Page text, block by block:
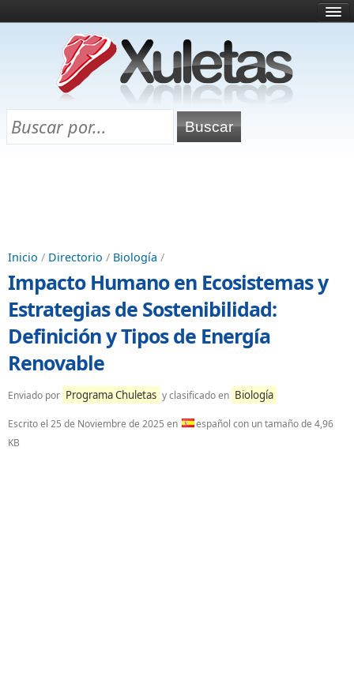
¿Qué es esto?
Directorio
Chuletas para exámenes
Inicio / Directorio / Biología /
Impacto Humano en Ecosistemas y
Estrategias de Sostenibilidad:
Definición y Tipos de Energía
Renovable
Enviado por Programa Chuletas y clasificado en Biología
Escrito el 25 de Noviembre de 2025 en
español con un tamaño de 4,96
KB